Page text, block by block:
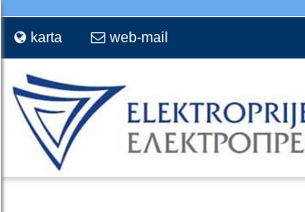
karta web-mail